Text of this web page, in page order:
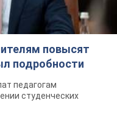
повысят
подробности
педагогам
студенческих